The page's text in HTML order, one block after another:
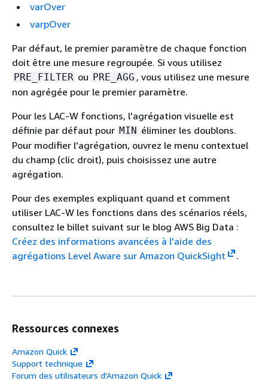
varOver
varpOver
Par défaut, le premier paramètre de chaque fonction
doit être une mesure regroupée. Si vous utilisez
PRE_FILTER ou PRE_AGG , vous utilisez une mesure
non agrégée pour le premier paramètre.
Pour les LAC-W fonctions, l'agrégation visuelle est
définie par défaut pour MIN éliminer les doublons.
Pour modifier l’agrégation, ouvrez le menu contextuel
du champ (clic droit), puis choisissez une autre
agrégation.
Pour des exemples expliquant quand et comment
utiliser LAC-W les fonctions dans des scénarios réels,
consultez le billet suivant sur le blog AWS Big Data :
Créez des informations avancées à l'aide des
agrégations Level Aware sur Amazon QuickSight
.
Ressources connexes
Amazon Quick
Support technique
Forum des utilisateurs d'Amazon Quick